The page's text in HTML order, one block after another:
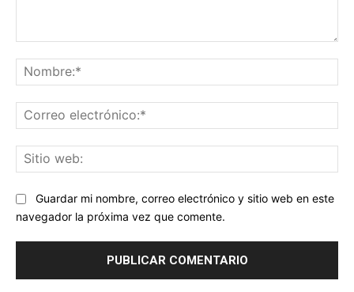
Guardar mi nombre, correo electrónico y sitio web en este
navegador la próxima vez que comente.